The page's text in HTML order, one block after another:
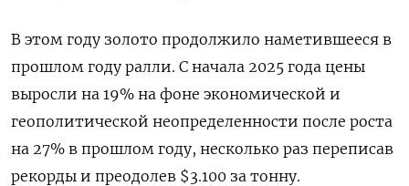
В этом году золото продолжило наметившееся в
прошлом году ралли. С начала 2025 года цены
выросли на 19% на фоне экономической и
геополитической неопределенности после роста
на 27% в прошлом году, несколько раз переписав
рекорды и преодолев $3.100 за тонну.